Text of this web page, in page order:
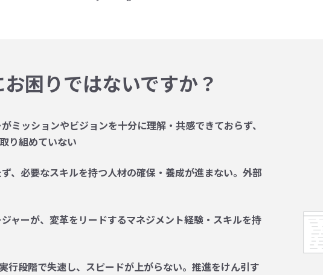
お困りではないですか？
ミッションやビジョンを十分に理解・共感できておらず、
り組めていない
、必要なスキルを持つ人材の確保・養成が進まない。外部
ャーが、変革をリードするマネジメント経験・スキルを持
行段階で失速し、スピードが上がらない。推進をけん引す